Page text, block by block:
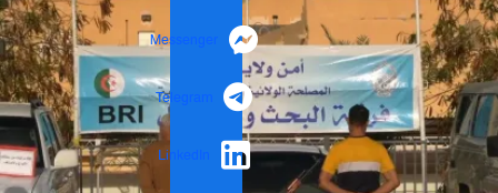
Messenger
Telegram
LinkedIn